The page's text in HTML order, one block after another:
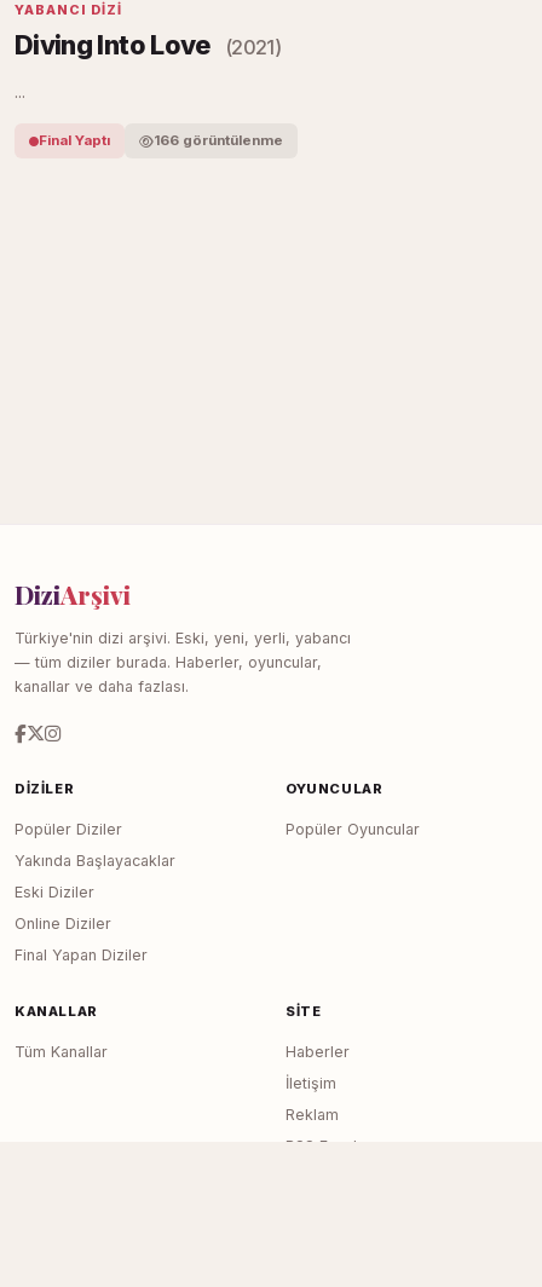
YABANCI DIZI
Diving Into Love (2021)
...
Final Yaptı 166 görüntülenme
DiziArşivi
Türkiye'nin dizi arşivi. Eski, yeni, yerli, yabancı
— tüm diziler burada. Haberler, oyuncular,
kanallar ve daha fazlası.
DIZILER
Popüler Diziler
Yakında Başlayacaklar
Eski Diziler
Online Diziler
Final Yapan Diziler
OYUNCULAR
Popüler Oyuncular
KANALLAR
Tüm Kanallar
SITE
Haberler
İletişim
Reklam
RSS Feed